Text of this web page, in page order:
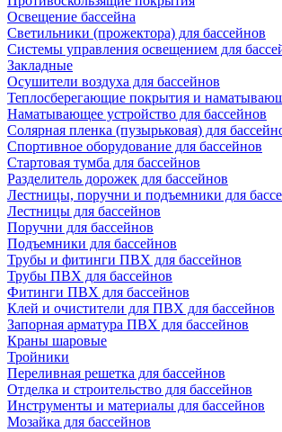
Освещение бассейна
Светильники (прожектора) для бассейнов
Системы управления освещением для
Закладные
Осушители воздуха для бассейнов
Теплосберегающие покрытия и
Наматывающее устройство для бассейнов
Солярная пленка (пузырьковая) для
Спортивное оборудование для бассейнов
Стартовая тумба для бассейнов
Разделитель дорожек для бассейнов
Лестницы, поручни и подъемники для
Лестницы для бассейнов
Поручни для бассейнов
Подъемники для бассейнов
Трубы и фитинги ПВХ для бассейнов
Трубы ПВХ для бассейнов
Фитинги ПВХ для бассейнов
Клей и очистители для ПВХ для бассейнов
Запорная арматура ПВХ для бассейнов
Краны шаровые
Тройники
Переливная решетка для бассейнов
Отделка и строительство для бассейнов
Инструменты и материалы для бассейнов
Мозайка для бассейнов